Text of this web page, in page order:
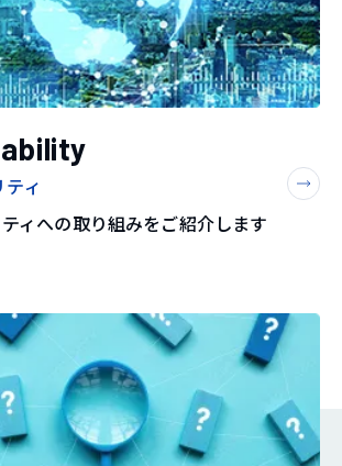
ィ
ィへの取り組みをご紹介します